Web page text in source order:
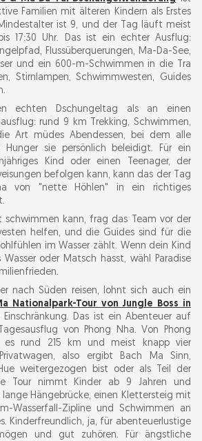
Familien mit älteren Kindern als Erstes
ist 9, und der Tag läuft meist
17:30 Uhr. Das ist ein echter Ausflug:
Flussüberquerungen, Ma-Da-See,
und ein 600-m-Schwimmen in die Tra
Stirnlampen, Schwimmwesten, Guides
echten Dschungeltag als an einen
rund 9 km Trekking, Schwimmen,
Art müdes Abendessen, bei dem alle
sie persönlich beleidigt. Für ein
Kind oder einen Teenager, der
befolgen kann, kann das der Tag
von "nette Höhlen" in ein richtiges
schwimmen kann, frag das Team vor der
helfen, und die Guides sind für die
im Wasser zählt. Wenn dein Kind
Wasser oder Matsch hasst, wähl Paradise
nach Süden reisen, lohnt sich auch ein
Nationalpark-Tour von Jungle Boss in
Das ist ein Abenteuer auf
von Phong Nha. Von Phong
es rund 215 km und meist knapp vier
also ergibt Bach Ma Sinn,
weitergezogen bist oder als Teil der
Tour nimmt Kinder ab 9 Jahren und
lange Hängebrücke, einen Klettersteig mit
Wasserfall-Zipline und Schwimmen an
Kinderfreundlich, ja, für abenteuerlustige
und gut zuhören. Für ängstliche